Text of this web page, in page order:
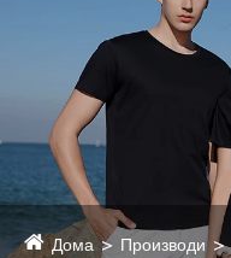
Дома Производи